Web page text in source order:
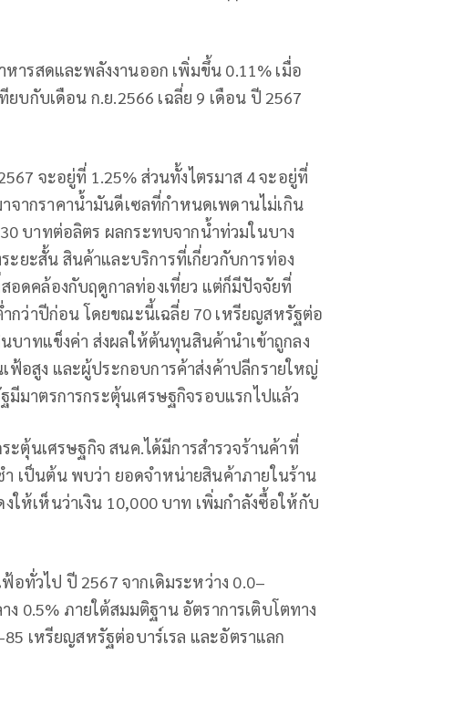
ารสดและพลังงานออก เพิ่มขึ้น 0.11% เมื่อ
บกับเดือน ก.ย.2566 เฉลี่ย 9 เดือน ปี 2567
จะอยู่ที่ 1.25% ส่วนทั้งไตรมาส 4 จะอยู่ที่
จากราคาน้ำมันดีเซลที่กำหนดเพดานไม่เกิน
บาทต่อลิตร ผลกระทบจากน้ำท่วมในบาง
ยะสั้น สินค้าและบริการที่เกี่ยวกับการท่อง
อดคล้องกับฤดูกาลท่องเที่ยว แต่ก็มีปัจจัยที่
กว่าปีก่อน โดยขณะนี้เฉลี่ย 70 เหรียญสหรัฐต่อ
บาทแข็งค่า ส่งผลให้ต้นทุนสินค้านำเข้าถูกลง
ฟ้อสูง และผู้ประกอบการค้าส่งค้าปลีกรายใหญ่
มีมาตรการกระตุ้นเศรษฐกิจรอบแรกไปแล้ว
ะตุ้นเศรษฐกิจ สนค.ได้มีการสำรวจร้านค้าที่
ำ เป็นต้น พบว่า ยอดจำหน่ายสินค้าภายในร้าน
ให้เห็นว่าเงิน 10,000 บาท เพิ่มกำลังซื้อให้กับ
ทั่วไป ปี 2567 จากเดิมระหว่าง 0.0–
ง 0.5% ภายใต้สมมติฐาน อัตราการเติบโตทาง
เหรียญสหรัฐต่อบาร์เรล และอัตราแลก